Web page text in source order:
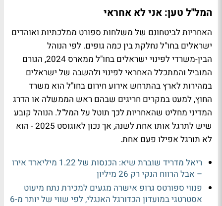
המל"ל טען: אני לא אחראי
האחריות לביטחונם של משלחות ספורט ממלכתיות ואוהדים
ישראלים בחו"ל נחלקת בין כמה גופים. לפי הנוהל
הבין-משרדי לפינוי ישראלים בחו"ל ממארס 2024, הגורם
המוביל והמתכלל האחראי לפינוי ולהשבה של ישראלים
במהירות לארץ בהתרחש אירוע חירום בחו"ל הוא משרד
החוץ, למעט במקרים חריגים שבהם ראש הממשלה או הדרג
המדיני מחליט שהאחריות לכך תוטל על המל"ל. הנוהל קובע
שיש לתרגל אותו אחת לשנה, אך נכון לאוגוסט 2025 - הוא
לא תורגל אפילו פעם אחת.
ריאל מדריד שוברת שיא: הכנסות של 1.22 מיליארד אירו
– אבל הרווח הנקי רק 26 מיליון
פנווי ספורטס גרופ אישרה מגעים למכירת נתח מיעוט
אסטרטגי במועדון הכדורגל האנגלי, לפי שווי של יותר מ-6